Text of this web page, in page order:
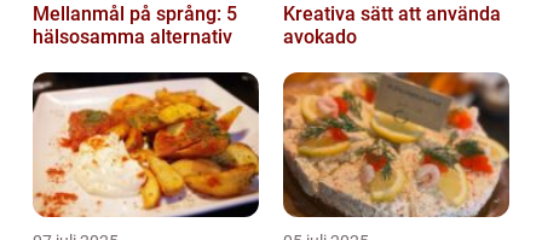
Mellanmål på språng: 5
hälsosamma alternativ
Kreativa sätt att använda
avokado